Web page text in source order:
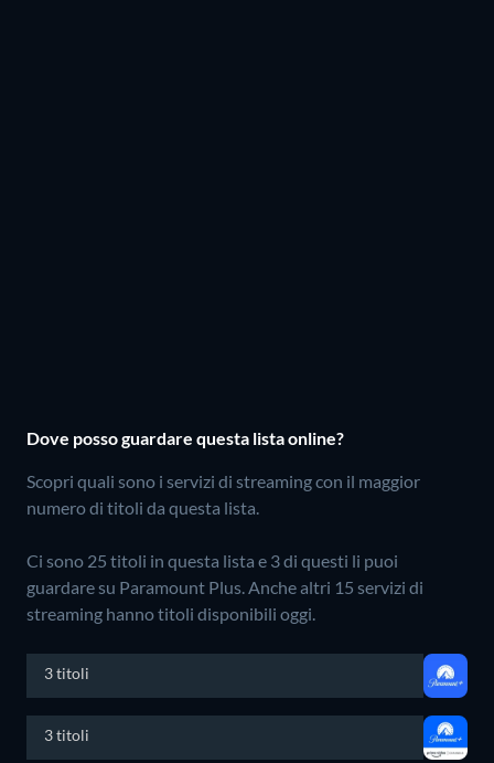
Dove posso guardare questa lista online?
Scopri quali sono i servizi di streaming con il maggior
numero di titoli da questa lista.
Ci sono 25 titoli in questa lista e 3 di questi li puoi
guardare su Paramount Plus.Anche altri 15 servizi di
streaming hanno titoli disponibili oggi.
3 titoli
3 titoli